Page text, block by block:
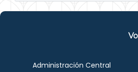
Administración Central